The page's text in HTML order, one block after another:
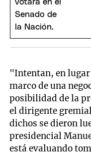
"Intentan, en
marco de una
posibilidad de la
el dirigente
dichos se dieron
presidencial
está evaluando